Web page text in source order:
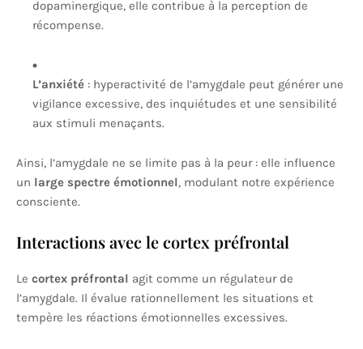
dopaminergique, elle contribue à la perception de
récompense.
L’anxiété : hyperactivité de l’amygdale peut générer une
vigilance excessive, des inquiétudes et une sensibilité
aux stimuli menaçants.
Ainsi, l’amygdale ne se limite pas à la peur : elle influence
un large spectre émotionnel, modulant notre expérience
consciente.
Interactions avec le cortex préfrontal
Le cortex préfrontal agit comme un régulateur de
l’amygdale. Il évalue rationnellement les situations et
tempère les réactions émotionnelles excessives.